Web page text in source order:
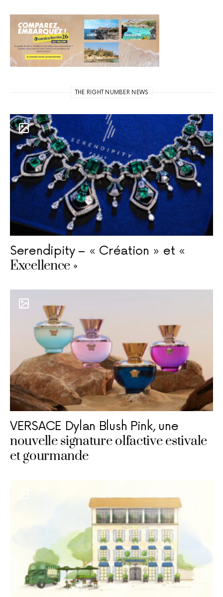
THE RIGHT NUMBER NEWS
Serendipity – « Création » et «
Excellence »
VERSACE Dylan Blush Pink, une
nouvelle signature olfactive estivale
et gourmande